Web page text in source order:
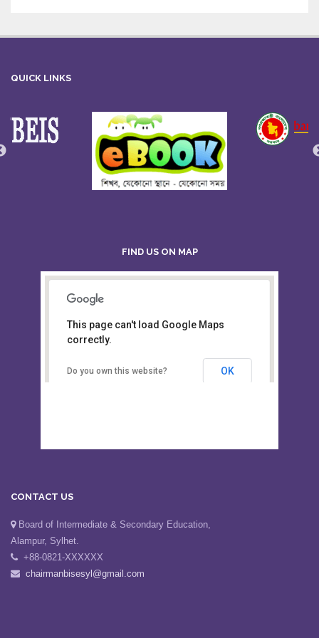
QUICK LINKS
FIND US ON MAP
Board of Intermediate &
Secondary Education, Alampur,
This page can't load Google Maps
correctly.
Do you own this website? OK
CONTACT US
Board of Intermediate & Secondary Education,
Alampur, Sylhet.
+88-0821-XXXXXX
chairmanbisesyl@gmail.com